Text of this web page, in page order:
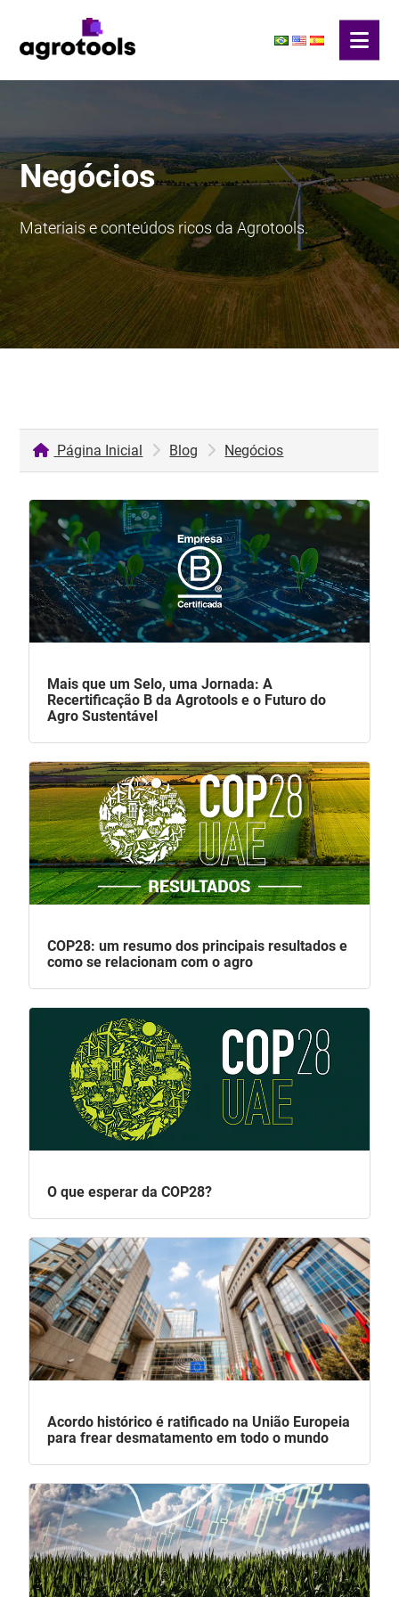
Negócios
Materiais e conteúdos ricos da Agrotools.
Página Inicial Blog Negócios
Mais que um Selo, uma Jornada: A
Recertificação B da Agrotools e o Futuro do
Agro Sustentável
COP28: um resumo dos principais resultados e
como se relacionam com o agro
O que esperar da COP28?
Acordo histórico é ratificado na União Europeia
para frear desmatamento em todo o mundo